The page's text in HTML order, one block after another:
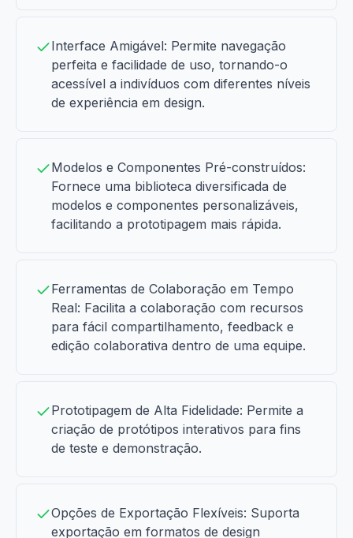
Interface Amigável: Permite navegação
perfeita e facilidade de uso, tornando-o
acessível a indivíduos com diferentes níveis
de experiência em design.
Modelos e Componentes Pré-construídos:
Fornece uma biblioteca diversificada de
modelos e componentes personalizáveis,
facilitando a prototipagem mais rápida.
Ferramentas de Colaboração em Tempo
Real: Facilita a colaboração com recursos
para fácil compartilhamento, feedback e
edição colaborativa dentro de uma equipe.
Prototipagem de Alta Fidelidade: Permite a
criação de protótipos interativos para fins
de teste e demonstração.
Opções de Exportação Flexíveis: Suporta
exportação em formatos de design